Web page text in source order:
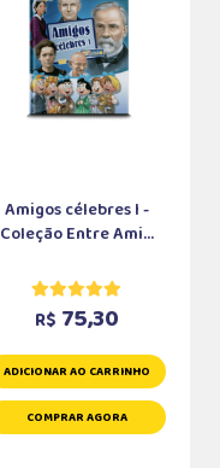
Amigos célebres I -
Coleção Entre Ami...
R$ 75,30
ADICIONAR AO CARRINHO
COMPRAR AGORA